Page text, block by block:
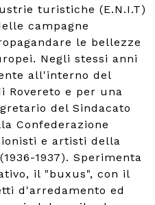
turistiche (E.N.I.T)
campagne
le bellezze
Negli stessi anni
all'interno del
Rovereto e per una
del Sindacato
Confederazione
e artisti della
1937). Sperimenta
il "buxus", con il
d'arredamento ed